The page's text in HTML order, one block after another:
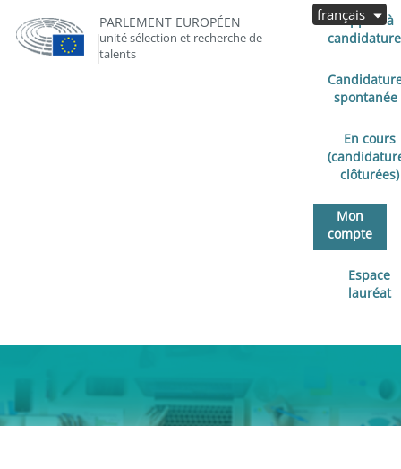
PARLEMENT EUROPÉEN
unité sélection et recherche de
talents
Appels à
spontanée
En cours
clôturées)
Mon
compte
Espace
lauréat
français